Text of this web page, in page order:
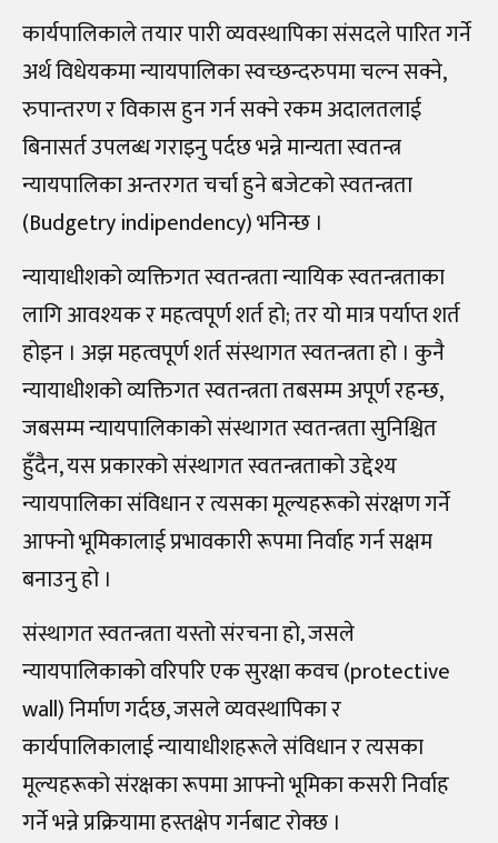
कार्यपालिकाले तयार पारी व्यवस्थापिका संसदले पारित गर्ने
अर्थ विधेयकमा न्यायपालिका स्वच्छन्दरुपमा चल्न सक्ने,
रुपान्तरण र विकास हुन गर्न सक्ने रकम अदालतलाई
बिनासर्त उपलब्ध गराइनु पर्दछ भन्ने मान्यता स्वतन्त्र
न्यायपालिका अन्तरगत चर्चा हुने बजेटको स्वतन्त्रता
(Budgetry indipendency) भनिन्छ ।
न्यायाधीशको व्यक्तिगत स्वतन्त्रता न्यायिक स्वतन्त्रताका
लागि आवश्यक र महत्वपूर्ण शर्त हो; तर यो मात्र पर्याप्त शर्त
होइन । अझ महत्वपूर्ण शर्त संस्थागत स्वतन्त्रता हो । कुनै
न्यायाधीशको व्यक्तिगत स्वतन्त्रता तबसम्म अपूर्ण रहन्छ,
जबसम्म न्यायपालिकाको संस्थागत स्वतन्त्रता सुनिश्चित
हुँदैन, यस प्रकारको संस्थागत स्वतन्त्रताको उद्देश्य
न्यायपालिका संविधान र त्यसका मूल्यहरूको संरक्षण गर्ने
आफ्नो भूमिकालाई प्रभावकारी रूपमा निर्वाह गर्न सक्षम
बनाउनु हो ।
संस्थागत स्वतन्त्रता यस्तो संरचना हो, जसले
न्यायपालिकाको वरिपरि एक सुरक्षा कवच (protective
wall) निर्माण गर्दछ, जसले व्यवस्थापिका र
कार्यपालिकालाई न्यायाधीशहरूले संविधान र त्यसका
मूल्यहरूको संरक्षका रूपमा आफ्नो भूमिका कसरी निर्वाह
गर्ने भन्ने प्रक्रियामा हस्तक्षेप गर्नबाट रोक्छ ।